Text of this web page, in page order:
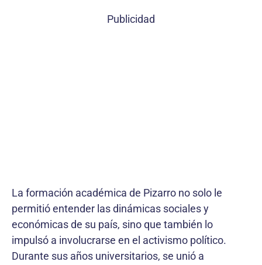
Publicidad
La formación académica de Pizarro no solo le
permitió entender las dinámicas sociales y
económicas de su país, sino que también lo
impulsó a involucrarse en el activismo político.
Durante sus años universitarios, se unió a